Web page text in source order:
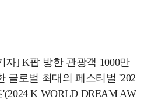
자] K팝 방한 관광객 1000만
글로벌 최대의 페스티벌 '202
K WORLD DREAM AW